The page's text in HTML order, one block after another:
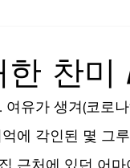
찬미
유가 생겨(코로
에 각인된 몇 그
근처에 있던 어